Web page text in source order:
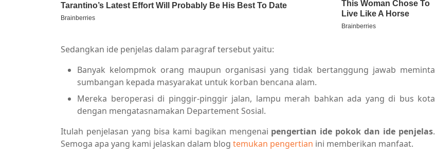
Sedangkan ide penjelas dalam paragraf tersebut yaitu:
Banyak kelompmok orang maupun organisasi yang tidak bertanggung jawab meminta
sumbangan kepada masyarakat untuk korban bencana alam.
Mereka beroperasi di pinggir-pinggir jalan, lampu merah bahkan ada yang di bus kota
dengan mengatasnamakan Departement Sosial.
Itulah penjelasan yang bisa kami bagikan mengenai pengertian ide pokok dan ide penjelas.
Semoga apa yang kami jelaskan dalam blog temukan pengertian ini memberikan manfaat.